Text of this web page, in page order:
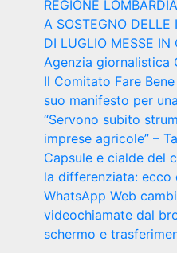
REGIONE
A SOSTEGNO DELLE
DI LUGLIO MESSE IN
Agenzia giornalistica
Il Comitato Fare
suo manifesto per
“Servono subito
imprese agricole” –
Capsule e cialde del
la differenziata: ecco
WhatsApp Web
videochiamate dal
schermo e